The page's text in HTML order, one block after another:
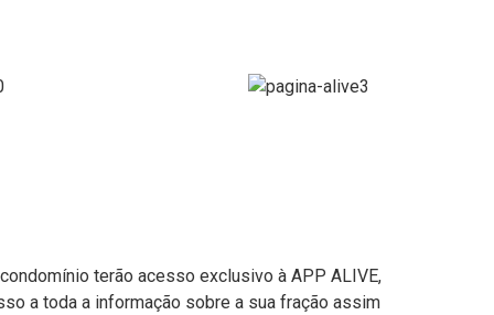
terão acesso exclusivo à APP ALIVE,
a toda a informação sobre a sua fração assim